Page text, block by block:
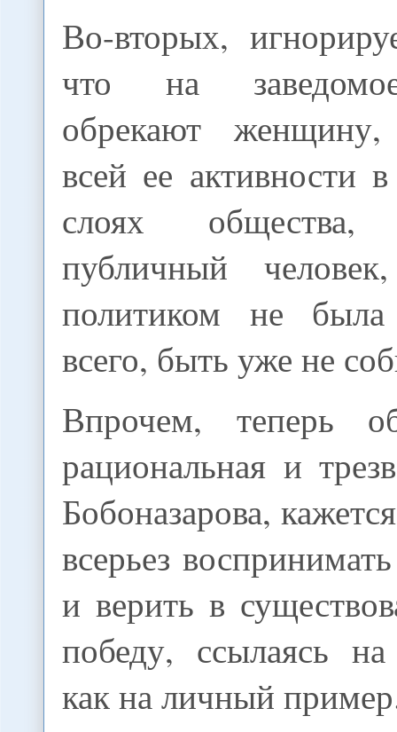
Во-вторых,
что на
обрекают
всей ее активности
слоях
публичный
политиком не
всего, быть уже не
Впрочем, теперь
рациональная и
Бобоназарова,
всерьез
и верить в
победу, ссылаясь
как на личный